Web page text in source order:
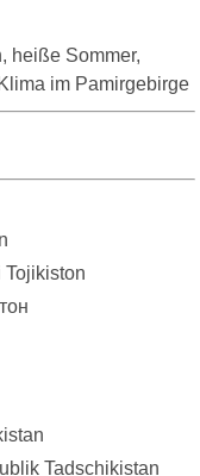
heiße Sommer,
im Pamirgebirge
Tojikiston
Tadschikistan